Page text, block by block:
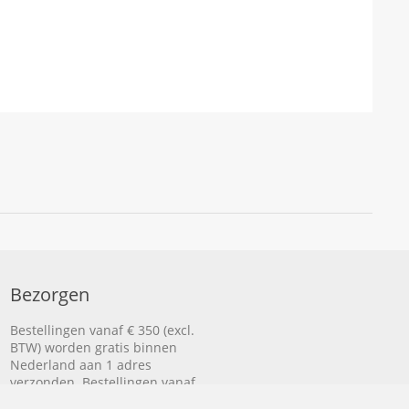
Bezorgen
Bestellingen vanaf € 350 (excl.
BTW) worden gratis binnen
Nederland aan 1 adres
verzonden. Bestellingen vanaf